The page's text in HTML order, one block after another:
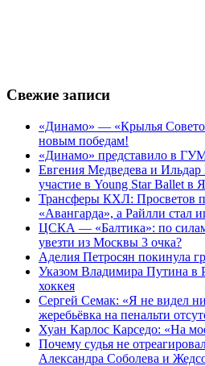
Свежие записи
«Динамо» — «Крылья
новым победам!
«Динамо» представило в
Евгения Медведева и
участие в Young Star Ballet в
Трансферы КХЛ: Просветов
«Авангарда», а Райлли стал
ЦСКА — «Балтика»: по
увезти из Москвы 3 очка?
Аделия Петросян покинула
Указом Владимира Путина в
хоккея
Сергей Семак: «Я не видел
жеребьёвка на пенальти
Хуан Карлос Карседо: «На
Почему судья не
Александра Соболева и